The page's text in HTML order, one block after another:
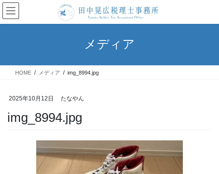
コ
ン
テ
ス
ナ
ビ
ゲ
ン
メディア
HOME メディア img_8994.jpg
2025年10月12日 たなやん
img_8994.jpg